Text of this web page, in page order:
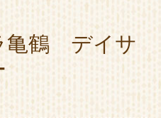
亀鶴 デイサ